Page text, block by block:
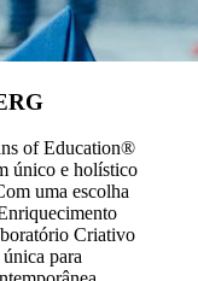
of Education®
único e holístico
uma escolha
Criativo
para